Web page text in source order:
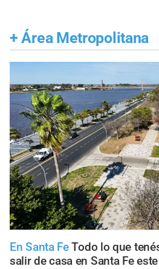
+ Área Metropolitana
En Santa Fe Todo lo que
salir de casa en Santa Fe